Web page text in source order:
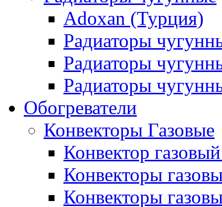
Adoxan (Турция)
Радиаторы
Радиаторы
Радиаторы
Обогреватели
Конвекторы Газовые
Конвектор
Конвекторы
Конвекторы